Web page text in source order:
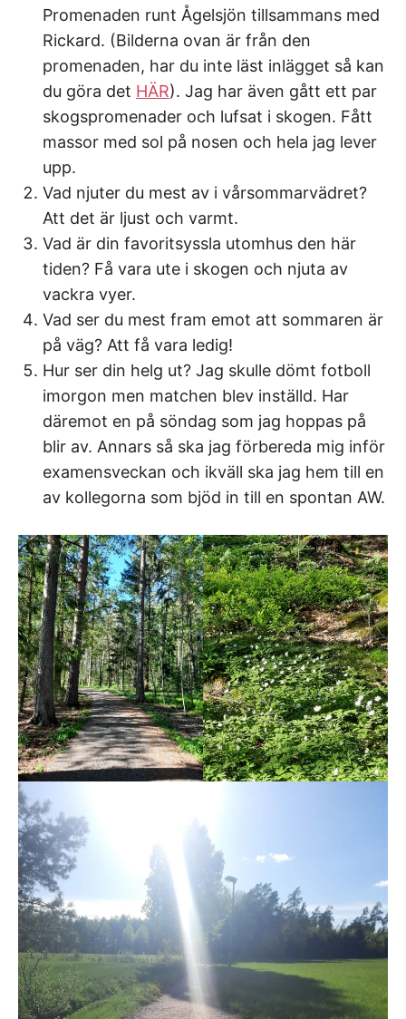
Promenaden runt Ågelsjön tillsammans med
Rickard. (Bilderna ovan är från den
promenaden, har du inte läst inlägget så kan
du göra det HÄR). Jag har även gått ett par
skogspromenader och lufsat i skogen. Fått
massor med sol på nosen och hela jag lever
upp.
Vad njuter du mest av i vårsommarvädret?
Att det är ljust och varmt.
Vad är din favoritsyssla utomhus den här
tiden? Få vara ute i skogen och njuta av
vackra vyer.
Vad ser du mest fram emot att sommaren är
på väg? Att få vara ledig!
Hur ser din helg ut? Jag skulle dömt fotboll
imorgon men matchen blev inställd. Har
däremot en på söndag som jag hoppas på
blir av. Annars så ska jag förbereda mig inför
examensveckan och ikväll ska jag hem till en
av kollegorna som bjöd in till en spontan AW.